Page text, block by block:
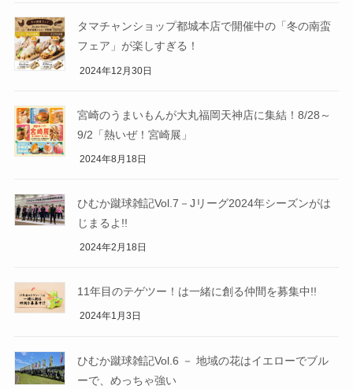
タマチャンショップ都城本店で開催中の「冬の南蛮
フェア」が楽しすぎる！
2024年12月30日
宮崎のうまいもんが大丸福岡天神店に集結！8/28～
9/2「熱いぜ！宮崎展」
2024年8月18日
ひむか蹴球雑記Vol.7－Jリーグ2024年シーズンがは
じまるよ!!
2024年2月18日
11年目のテゲツー！は一緒に創る仲間を募集中!!
2024年1月3日
ひむか蹴球雑記Vol.6 － 地域の花はイエローでブル
ーで、めっちゃ強い